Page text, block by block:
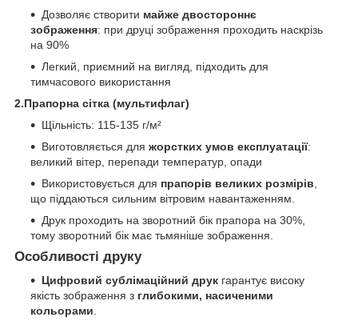
Дозволяє створити майже двостороннє
зображення: при друці зображення проходить наскрізь
на 90%
Легкий, приємний на вигляд, підходить для
тимчасового використання
2.Прапорна сітка (мультифлаг)
Щільність: 115-135 г/м²
Виготовляється для жорстких умов експлуатації:
великий вітер, перепади температур, опади
Використовується для прапорів великих розмірів
що піддаються сильним вітровим навантаженням.
Друк проходить на зворотний бік прапора на 30%,
тому зворотний бік має тьмяніше зображення.
Особливості друку
Цифровий сублімаційний друк гарантує високу
якість зображення з глибокими, насиченими
кольорами.